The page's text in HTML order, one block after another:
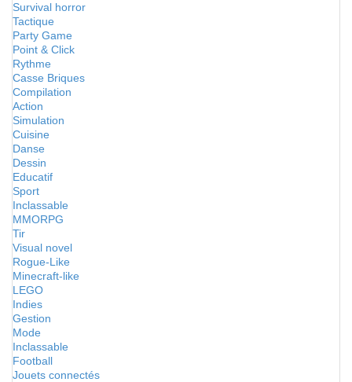
Survival horror
Tactique
Party Game
Point & Click
Rythme
Casse Briques
Compilation
Action
Simulation
Cuisine
Danse
Dessin
Educatif
Sport
Inclassable
MMORPG
Tir
Visual novel
Rogue-Like
Minecraft-like
LEGO
Indies
Gestion
Mode
Inclassable
Football
Jouets connectés